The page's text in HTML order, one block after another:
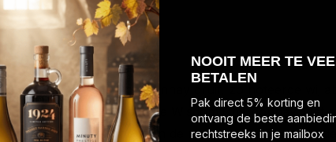
California
indrukken van de Chardonnay druif, zo noteerde wij
krijgen uit deze Madame Wisdom Chardonnay. Het
en wat eiken hout. In de mond geeft hij een
NOOIT MEER TE
BETALEN
Pak direct 5% korting en
ontvang de beste
rechtstreeks in je mailbox